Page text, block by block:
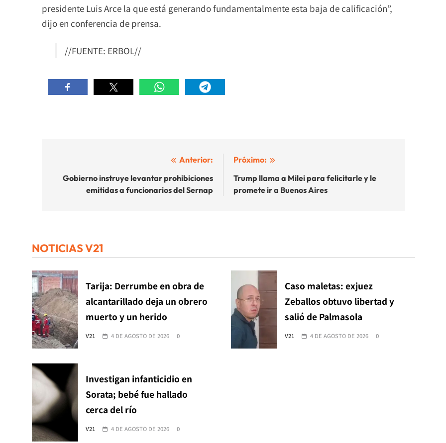
presidente Luis Arce la que está generando fundamentalmente esta baja de calificación”,
dijo en conferencia de prensa.
//FUENTE: ERBOL//
de
entradas
Anterior:
Gobierno instruye levantar prohibiciones
emitidas a funcionarios del Sernap
Próximo:
Trump llama a Milei para felicitarle y le
promete ir a Buenos Aires
NOTICIAS V21
Tarija: Derrumbe en obra de
alcantarillado deja un obrero
muerto y un herido
V21 4 DE AGOSTO DE 2026 0
Caso maletas: exjuez
Zeballos obtuvo libertad y
salió de Palmasola
V21 4 DE AGOSTO DE 2026 0
Investigan infanticidio en
Sorata; bebé fue hallado
cerca del río
V21 4 DE AGOSTO DE 2026 0